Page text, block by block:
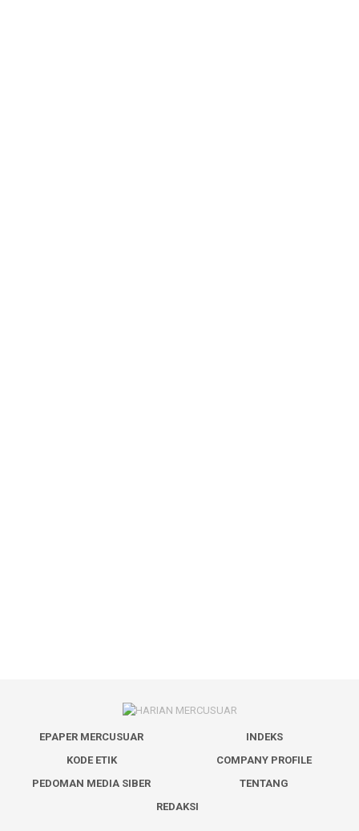
EPAPER MERCUSUAR
INDEKS
KODE ETIK
COMPANY PROFILE
PEDOMAN MEDIA SIBER
TENTANG
REDAKSI